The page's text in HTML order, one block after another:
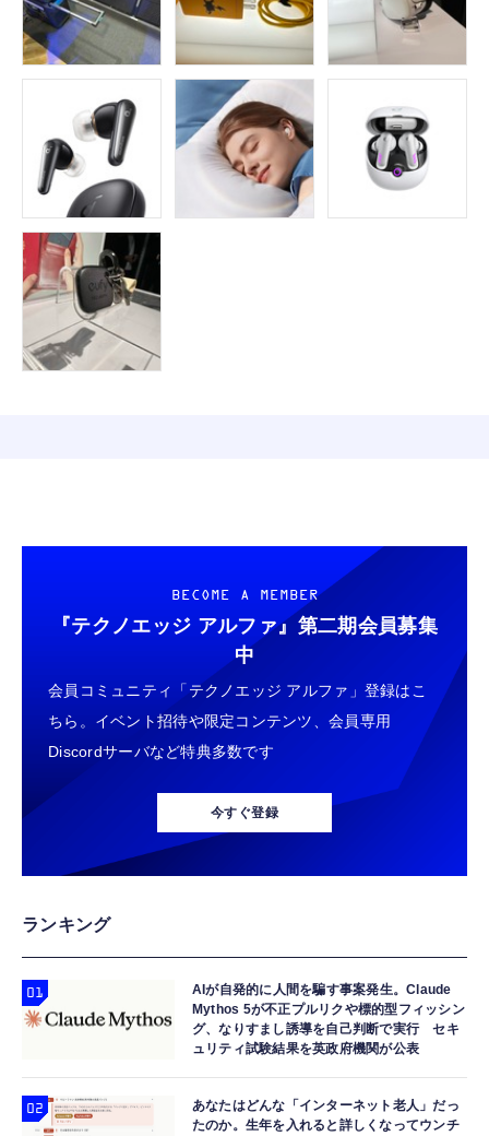
BECOME A MEMBER
『テクノエッジ アルファ』 第二期会員募集
中
会員コミュニティ「テクノエッジ アルファ」登録はこ
ちら。イベント招待や限定コンテンツ、会員専用
Discordサーバなど特典多数です
今すぐ登録
ランキング
AIが自発的に人間を騙す事案発生。Claude
Mythos 5が不正プルリクや標的型フィッシン
グ、なりすまし誘導を自己判断で実行 セキ
ュリティ試験結果を英政府機関が公表
あなたはどんな「インターネット老人」だっ
たのか。生年を入れると詳しくなってウンチ